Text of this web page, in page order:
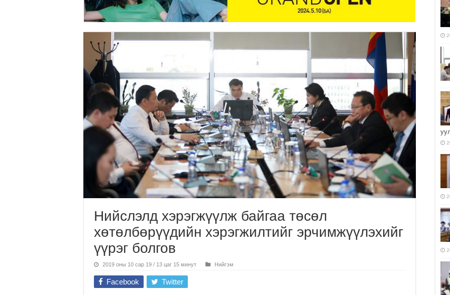
Нийслэлд хэрэгжүүлж байгаа төсөл
хөтөлбөрүүдийн хэрэгжилтийг эрчимжүүлэхийг
үүрэг болгов
2019 оны 10 сар 19 / 13 цаг 15 минут Нийгэм
Facebook Twitter